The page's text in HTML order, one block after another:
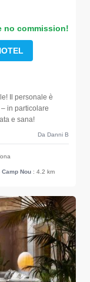
no commission!
Il personale è
in particolare
e sana!
Da Danni B
Camp Nou : 4.2 km